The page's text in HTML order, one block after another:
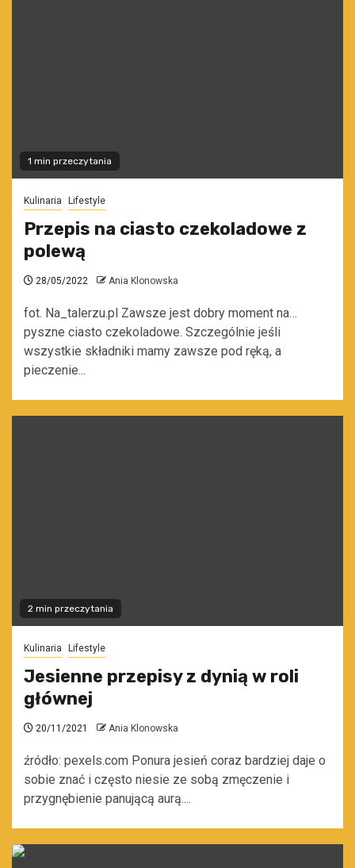
1 min przeczytania
Kulinaria Lifestyle
Przepis na ciasto czekoladowe z
polewą
28/05/2022 Ania Klonowska
fot. Na_talerzu.pl Zawsze jest dobry moment na…
pyszne ciasto czekoladowe. Szczególnie jeśli
wszystkie składniki mamy zawsze pod ręką, a
pieczenie...
2 min przeczytania
Kulinaria Lifestyle
Jesienne przepisy z dynią w roli
głównej
20/11/2021 Ania Klonowska
źródło: pexels.com Ponura jesień coraz bardziej daje o
sobie znać i często niesie ze sobą zmęczenie i
przygnębienie panującą aurą....